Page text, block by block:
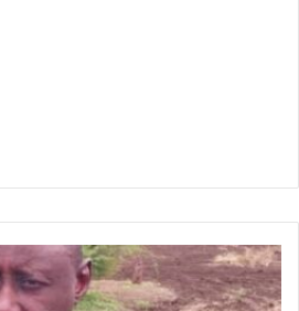
القضارف
:
تقترب